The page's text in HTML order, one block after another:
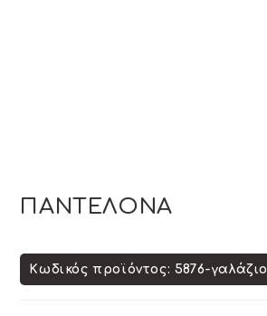
ΠΑΝΤΕΛΟΝΑ
Κωδικός προϊόντος: 5876-γαλάζιο